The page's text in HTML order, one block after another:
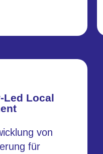
Led Local
von
für